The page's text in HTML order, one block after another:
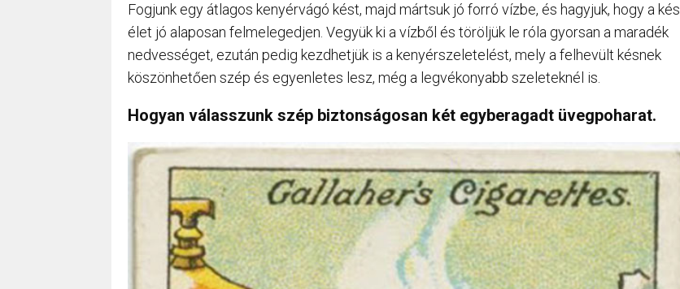
Fogjunk egy átlagos kenyérvágó kést, majd mártsuk jó forró vízbe, és hagyjuk, hogy a kés
élet jó alaposan felmelegedjen. Vegyük ki a vízből és töröljük le róla gyorsan a maradék
nedvességet, ezután pedig kezdhetjük is a kenyérszeletelést, mely a felhevült késnek
köszönhetően szép és egyenletes lesz, még a legvékonyabb szeleteknél is.
Hogyan válasszunk szép biztonságosan két egyberagadt üvegpoharat.